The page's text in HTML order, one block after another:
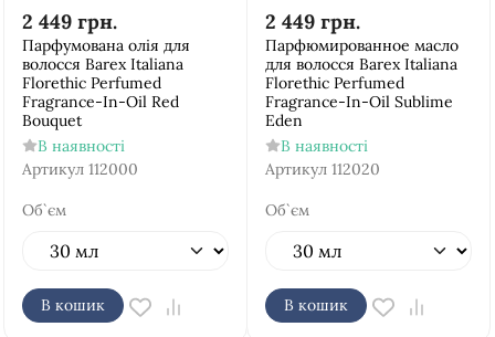
2 449 грн.
Парфумована олія для
волосся Barex Italiana
Florethic Perfumed
Fragrance-In-Oil Red
Bouquet
В наявності
Артикул 112000
Об`єм
В кошик
2 449 грн.
Парфюмированное масло
для волосся Barex Italiana
Florethic Perfumed
Fragrance-In-Oil Sublime
Eden
В наявності
Артикул 112020
Об`єм
В кошик